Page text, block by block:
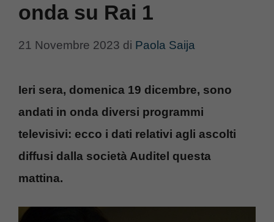
onda su Rai 1
21 Novembre 2023 di Paola Saija
Ieri sera, domenica 19 dicembre, sono
andati in onda diversi programmi
televisivi: ecco i dati relativi agli ascolti
diffusi dalla società Auditel questa
mattina.